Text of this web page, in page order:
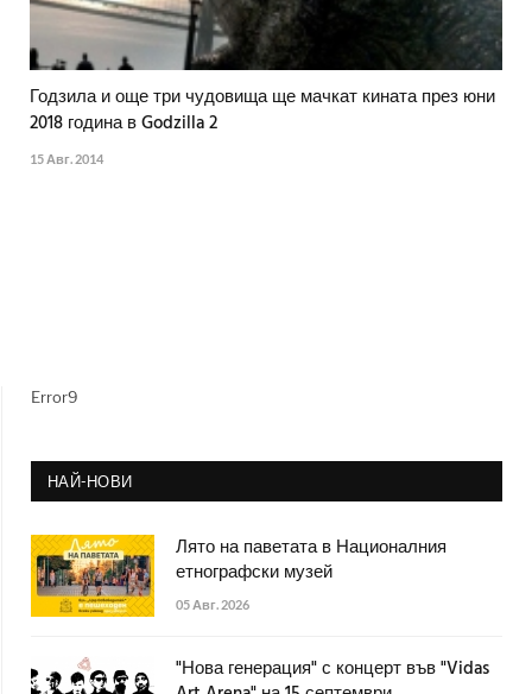
Годзила и още три чудовища ще мачкат кината през юни
2018 година в Godzilla 2
15 Авг. 2014
Error9
НАЙ-НОВИ
Лято на паветата в Националния
етнографски музей
05 Авг. 2026
"Нова генерация" с концерт във "Vidas